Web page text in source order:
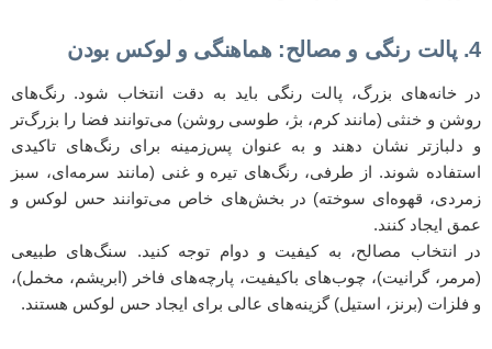
4. پالت رنگی و مصالح: هماهنگی و لوکس بودن
در خانه‌های بزرگ، پالت رنگی باید به دقت انتخاب شود. رنگ‌های
روشن و خنثی (مانند کرم، بژ، طوسی روشن) می‌توانند فضا را بزرگ‌تر
و دلبازتر نشان دهند و به عنوان پس‌زمینه برای رنگ‌های تاکیدی
استفاده شوند. از طرفی، رنگ‌های تیره و غنی (مانند سرمه‌ای، سبز
زمردی، قهوه‌ای سوخته) در بخش‌های خاص می‌توانند حس لوکس و
عمق ایجاد کنند.
در انتخاب مصالح، به کیفیت و دوام توجه کنید. سنگ‌های طبیعی
(مرمر، گرانیت)، چوب‌های باکیفیت، پارچه‌های فاخر (ابریشم، مخمل)،
و فلزات (برنز، استیل) گزینه‌های عالی برای ایجاد حس لوکس هستند.